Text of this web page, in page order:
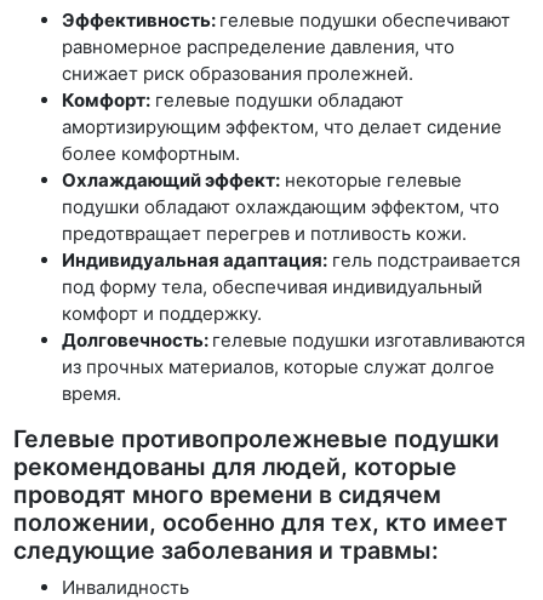
Эффективность: гелевые подушки обеспечивают
равномерное распределение давления, что
снижает риск образования пролежней.
Комфорт: гелевые подушки обладают
амортизирующим эффектом, что делает сидение
более комфортным.
Охлаждающий эффект: некоторые гелевые
подушки обладают охлаждающим эффектом, что
предотвращает перегрев и потливость кожи.
Индивидуальная адаптация: гель подстраивается
под форму тела, обеспечивая индивидуальный
комфорт и поддержку.
Долговечность: гелевые подушки изготавливаются
из прочных материалов, которые служат долгое
время.
Гелевые противопролежневые подушки
рекомендованы для людей, которые
проводят много времени в сидячем
положении, особенно для тех, кто имеет
следующие заболевания и травмы:
Инвалидность